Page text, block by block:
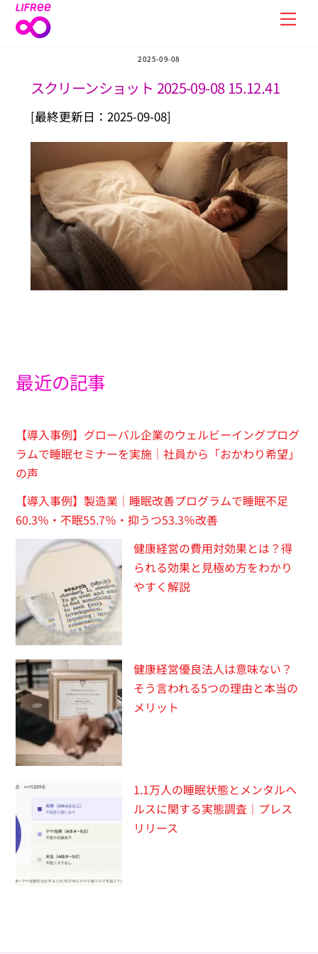
Skip
2025-09-08
スクリーンショット 2025-09-08 15.12.41
[最終更新日：2025-09-08]
最近の記事
【導入事例】グローバル企業のウェルビーイングプログ
ラムで睡眠セミナーを実施｜社員から「おかわり希望」
の声
【導入事例】製造業｜睡眠改善プログラムで睡眠不足
60.3％・不眠55.7％・抑うつ53.3％改善
健康経営の費用対効果とは？得
られる効果と見極め方をわかり
やすく解説
健康経営優良法人は意味ない？
そう言われる5つの理由と本当の
メリット
1.1万人の睡眠状態とメンタルヘ
ルスに関する実態調査｜プレス
リリース